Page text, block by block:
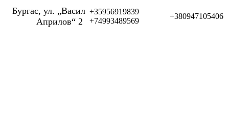
Бургас, ул. „Васил
Априлов“ 2
+35956919839
+74993489569
+380947105406